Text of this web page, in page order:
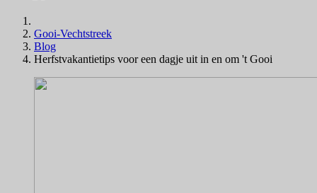
Gooi-Vechtstreek
Blog
Herfstvakantietips voor een dagje uit in en om 't Gooi